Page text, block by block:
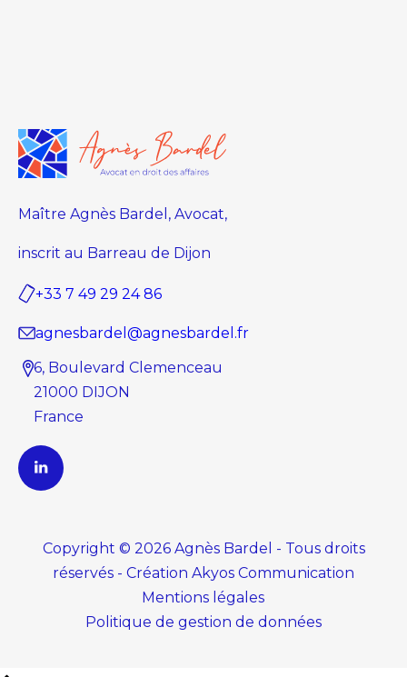
Maître Agnès Bardel, Avocat,
inscrit au Barreau de Dijon
+33 7 49 29 24 86
agnesbardel@agnesbardel.fr
6, Boulevard Clemenceau
21000 DIJON
France
Copyright © 2026 Agnès Bardel - Tous droits
réservés - Création Akyos Communication
Mentions légales
Politique de gestion de données